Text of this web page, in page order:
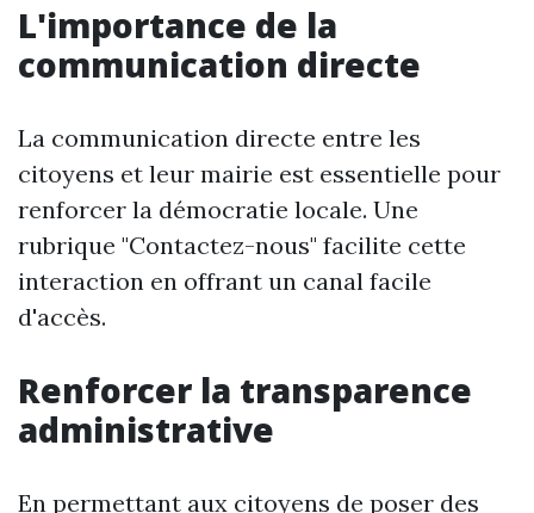
L'importance de la
communication directe
La communication directe entre les
citoyens et leur mairie est essentielle pour
renforcer la démocratie locale. Une
rubrique "Contactez-nous" facilite cette
interaction en offrant un canal facile
d'accès.
Renforcer la transparence
administrative
En permettant aux citoyens de poser des